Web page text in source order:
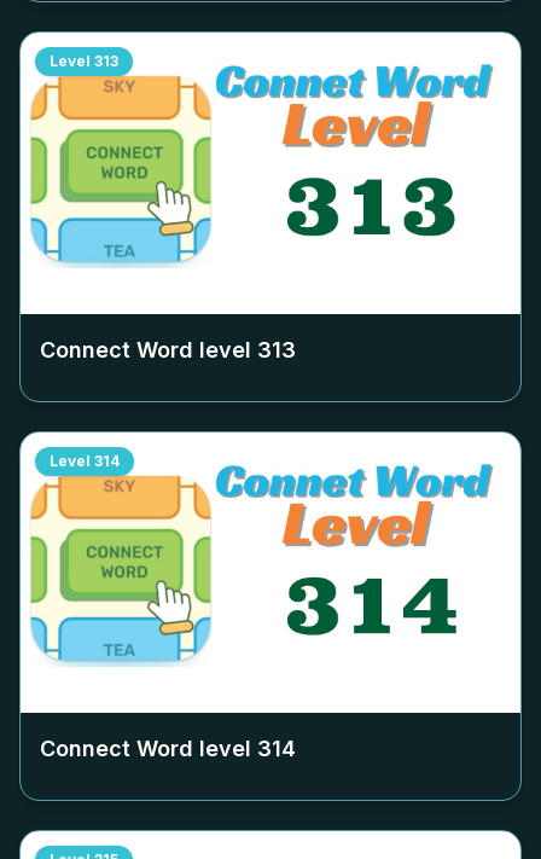
Level 313
Connect Word level 313
Level 314
Connect Word level 314